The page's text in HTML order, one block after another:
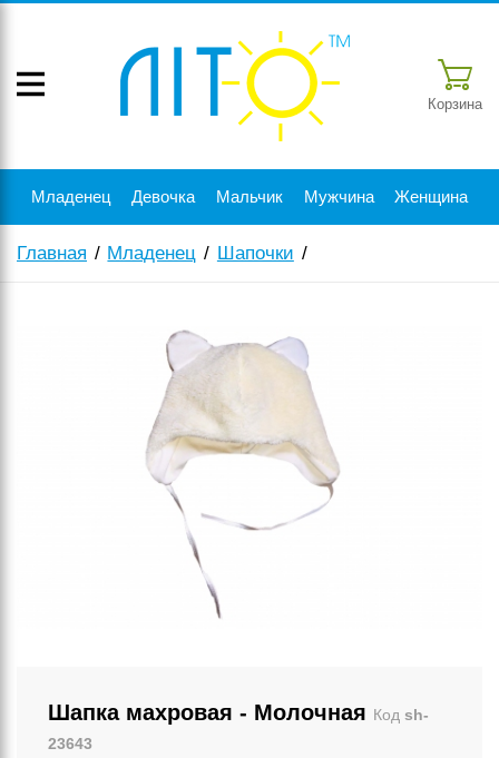
Корзина
Младенец Девочка Мальчик Мужчина Женщина
Главная Младенец Шапочки
Шапка махровая - Молочная Код sh-
23643